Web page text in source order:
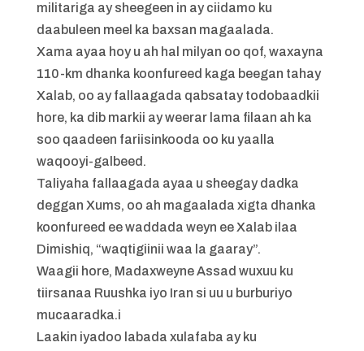
militariga ay sheegeen in ay ciidamo ku
daabuleen meel ka baxsan magaalada.
Xama ayaa hoy u ah hal milyan oo qof, waxayna
110-km dhanka koonfureed kaga beegan tahay
Xalab, oo ay fallaagada qabsatay todobaadkii
hore, ka dib markii ay weerar lama filaan ah ka
soo qaadeen fariisinkooda oo ku yaalla
waqooyi-galbeed.
Taliyaha fallaagada ayaa u sheegay dadka
deggan Xums, oo ah magaalada xigta dhanka
koonfureed ee waddada weyn ee Xalab ilaa
Dimishiq, “waqtigiinii waa la gaaray”.
Waagii hore, Madaxweyne Assad wuxuu ku
tiirsanaa Ruushka iyo Iran si uu u burburiyo
mucaaradka.i
Laakin iyadoo labada xulafaba ay ku